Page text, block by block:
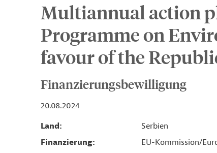
Multiannual action
Programme on
favour of the
Finanzierungsbewilligung
20.08.2024
Land
Serbien
Finanzierung
EU-Kommission/